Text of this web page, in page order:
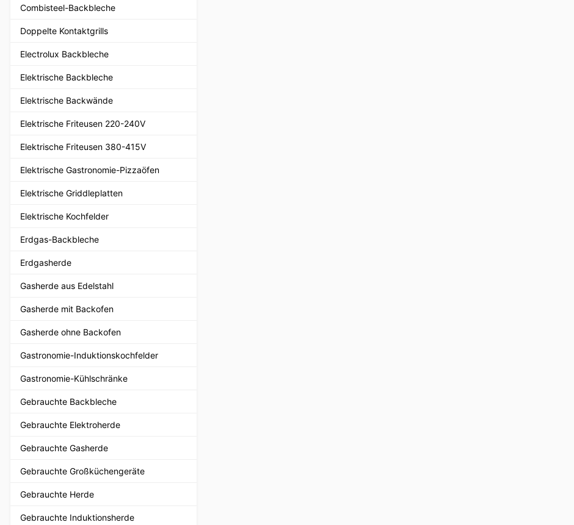
Combisteel-Backbleche
Doppelte Kontaktgrills
Electrolux Backbleche
Elektrische Backbleche
Elektrische Backwände
Elektrische Friteusen 220-240V
Elektrische Friteusen 380-415V
Elektrische Gastronomie-Pizzaöfen
Elektrische Griddleplatten
Elektrische Kochfelder
Erdgas-Backbleche
Erdgasherde
Gasherde aus Edelstahl
Gasherde mit Backofen
Gasherde ohne Backofen
Gastronomie-Induktionskochfelder
Gastronomie-Kühlschränke
Gebrauchte Backbleche
Gebrauchte Elektroherde
Gebrauchte Gasherde
Gebrauchte Großküchengeräte
Gebrauchte Herde
Gebrauchte Induktionsherde